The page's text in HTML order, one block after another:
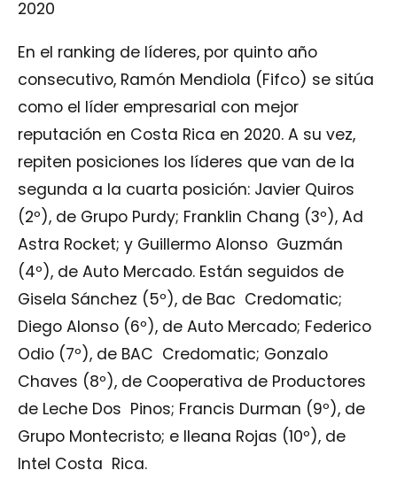
2020
En el ranking de líderes, por quinto año
consecutivo, Ramón Mendiola (Fifco) se sitúa
como el líder empresarial con mejor
reputación en Costa Rica en 2020. A su vez,
repiten posiciones los líderes que van de la
segunda a la cuarta posición: Javier Quiros
(2º), de Grupo Purdy; Franklin Chang (3º), Ad
Astra Rocket; y Guillermo Alonso Guzmán
(4º), de Auto Mercado. Están seguidos de
Gisela Sánchez (5º), de Bac Credomatic;
Diego Alonso (6º), de Auto Mercado; Federico
Odio (7º), de BAC Credomatic; Gonzalo
Chaves (8º), de Cooperativa de Productores
de Leche Dos Pinos; Francis Durman (9º), de
Grupo Montecristo; e Ileana Rojas (10º), de
Intel Costa Rica.